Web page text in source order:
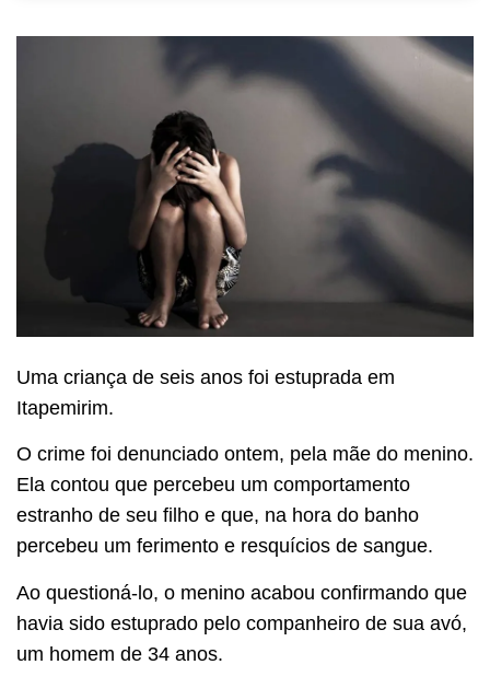
Uma criança de seis anos foi estuprada em
Itapemirim.
O crime foi denunciado ontem, pela mãe do menino.
Ela contou que percebeu um comportamento
estranho de seu filho e que, na hora do banho
percebeu um ferimento e resquícios de sangue.
Ao questioná-lo, o menino acabou confirmando que
havia sido estuprado pelo companheiro de sua avó,
um homem de 34 anos.